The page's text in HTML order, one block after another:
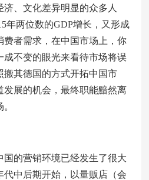
、文化差异明显的众多人
年两位数的GDP增长，又形成
费者需求，在中国市场上，你
成不变的眼光来看待市场将误
搬其德国的方式开拓中国市
发展的机会，最终职能黯然离
的营销环境已经发生了很大
代中后期开始，以量贩店（会